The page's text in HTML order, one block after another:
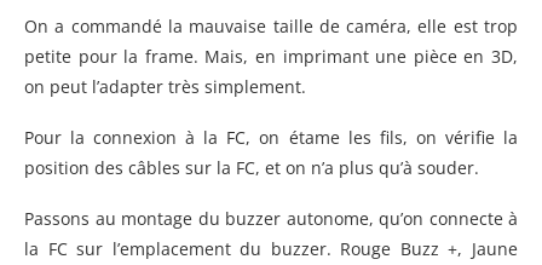
On a commandé la mauvaise taille de caméra, elle est trop
petite pour la frame. Mais, en imprimant une pièce en 3D,
on peut l’adapter très simplement.
Pour la connexion à la FC, on étame les fils, on vérifie la
position des câbles sur la FC, et on n’a plus qu’à souder.
Passons au montage du buzzer autonome, qu’on connecte à
la FC sur l’emplacement du buzzer. Rouge Buzz +, Jaune